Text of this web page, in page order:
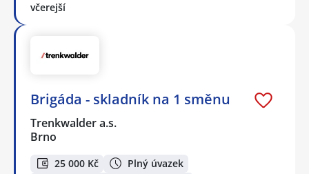
včerejší
Brigáda - skladník na 1 směnu
Trenkwalder a.s.
Brno
25 000 Kč
Plný úvazek